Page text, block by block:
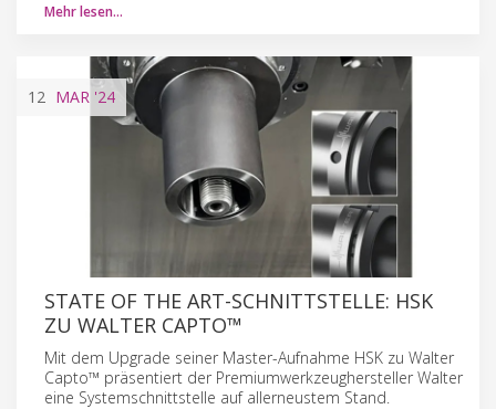
Mehr lesen…
12 MAR '24
STATE OF THE ART-SCHNITTSTELLE: HSK
ZU WALTER CAPTO™
Mit dem Upgrade seiner Master-Aufnahme HSK zu Walter
Capto™ präsentiert der Premiumwerkzeughersteller Walter
eine Systemschnittstelle auf allerneustem Stand.